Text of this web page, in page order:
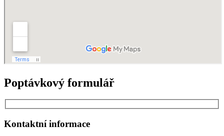
Poptávkový formulář
Kontaktní informace